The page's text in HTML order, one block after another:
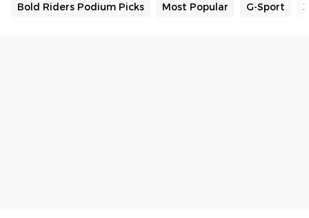
Bold Riders Podium Picks Most Popular G-Sport